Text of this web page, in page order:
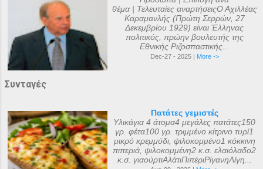
θέμα | Τελευταίες αναρτήσειςΟ Αχιλλέας
Καραμανλής (Πρώτη Σερρών, 27
Δεκεμβρίου 1929) είναι Έλληνας
πολιτικός, πρώην βουλευτής της
Εθνικής Ριζοσπαστικής...
Dec-27 - 2025 | More ->
Συνταγές
Πατάτες γεμιστές
Υλικάγια 4 άτομα4 μεγάλες πατάτες150
γρ. φέτα100 γρ. τριμμένο κίτρινο τυρί1
μικρό κρεμμύδι, ψιλοκομμένο1 κόκκινη
πιπεριά, ψιλοκομμένη2 κ.σ. ελαιόλαδο2
κ.σ. γιαούρτιΑλάτιΠιπέριΡίγανηΛίγη...